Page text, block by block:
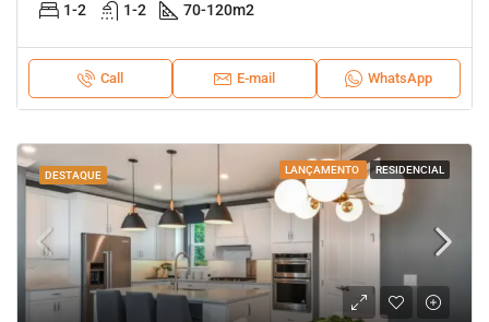
1-2 1-2 70-120m2
Call E-mail WhatsApp
DESTAQUE LANÇAMENTO RESIDENCIAL